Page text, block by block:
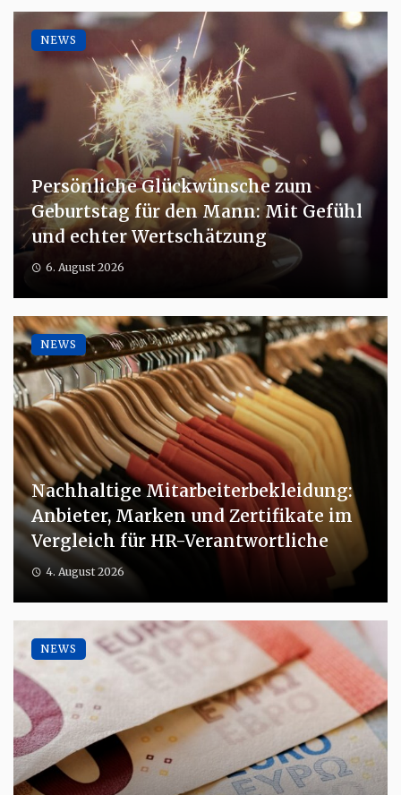
Persönliche Glückwünsche zum
Geburtstag für den Mann: Mit Gefühl
und echter Wertschätzung
6. August 2026
NEWS
Nachhaltige Mitarbeiterbekleidung:
Anbieter, Marken und Zertifikate im
Vergleich für HR-Verantwortliche
4. August 2026
NEWS
NEWS